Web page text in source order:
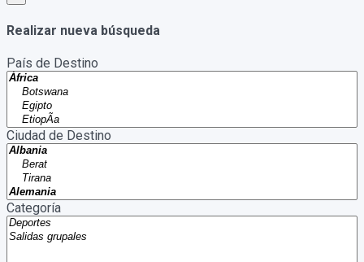
Realizar nueva búsqueda
País de Destino
Ciudad de Destino
Categoría